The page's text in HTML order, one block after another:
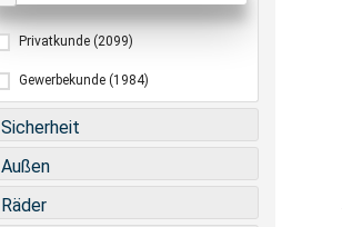
Privatkunde (2099)
Gewerbekunde (1984)
Sicherheit
Außen
Räder